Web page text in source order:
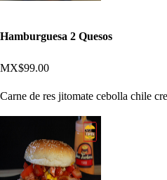
Hamburguesa 2 Quesos
MX$99.00
Carne de res jitomate cebolla chile